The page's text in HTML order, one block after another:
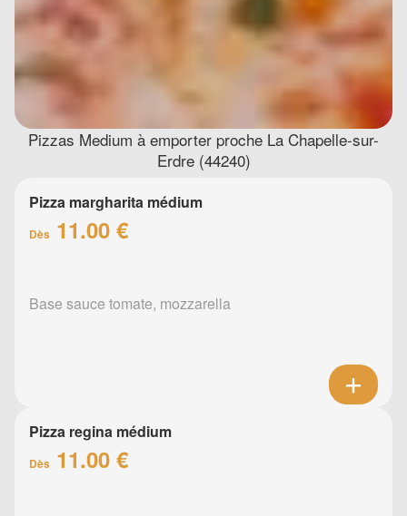
Pizzas Medium à emporter proche La Chapelle-sur-
Erdre (44240)
Pizza margharita médium
Dès 11.00 €
Base sauce tomate, mozzarella
Pizza regina médium
Dès 11.00 €